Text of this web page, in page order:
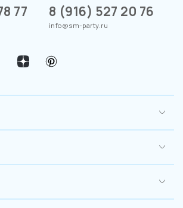
77 8 (916) 527 20 76
info@sm-party.ru